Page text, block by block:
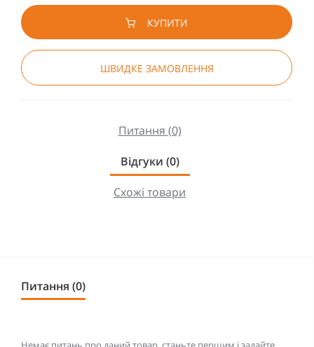
КУПИТИ
ШВИДКЕ ЗАМОВЛЕННЯ
Питання (0)
Відгуки (0)
Схожі товари
Питання (0)